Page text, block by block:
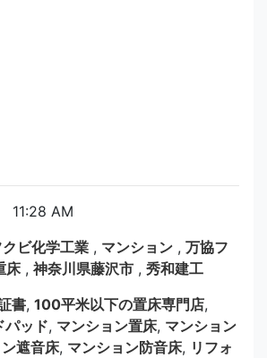
11:28 AM
クビ化学工業 , マンション , 万協フ
床, 神奈川県藤沢市 , 秀和建工
書, 100平米以下の置床専門店,
パッド, マンション置床, マンション
遮音床, マンション防音床, リフォ